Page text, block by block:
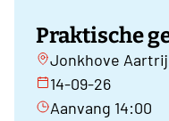
Praktische
Jonkhove
14-09-26
Aanvang 14:00